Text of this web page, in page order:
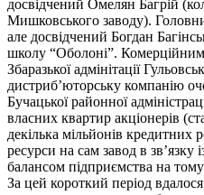
досвідчений Омелян Багрій
Мишковського заводу).
але досвідчений Богдан
школу “Оболоні”.
Збаразької адмінітації
дистриб’юторську компанію
Бучацької районної
власних квартир акціонерів
декілька мільйонів кредитних
ресурси на сам завод в зв’язку
балансом підприємства на
За цей короткий період